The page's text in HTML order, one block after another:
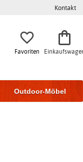
Kontakt
Favoriten
Outdoor-Möbel